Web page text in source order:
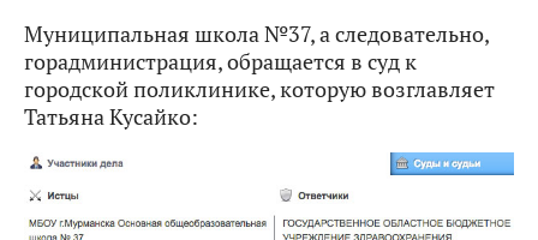
Муниципальная школа №37, а следовательно,
горадминистрация, обращается в суд к
городской поликлинике, которую возглавляет
Татьяна Кусайко: